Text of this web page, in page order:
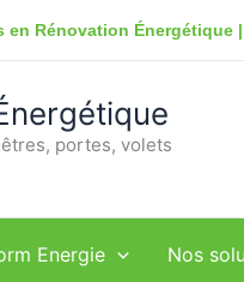
en Rénovation Énergétique |
portes, volets
Energie Nos